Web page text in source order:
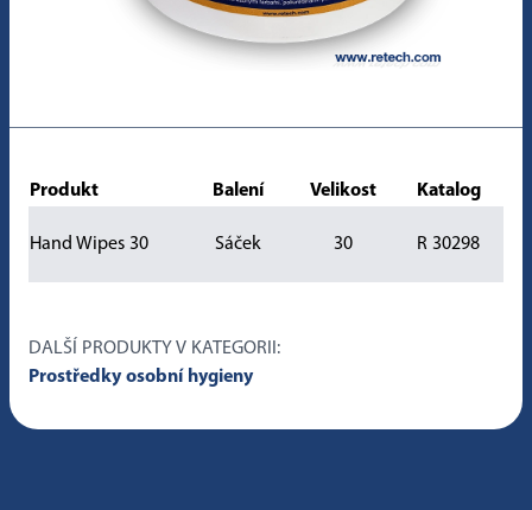
Produkt Balení Velikost Katalog
Hand Wipes 30 Sáček 30 R 30298
DALŠÍ PRODUKTY V KATEGORII:
Prostředky osobní hygieny